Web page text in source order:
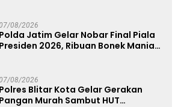
08/2026
Polda Jatim Gelar Nobar Final Piala
Presiden 2026, Ribuan Bonek Mania
08/2026
Polres Blitar Kota Gelar Gerakan
Pangan Murah Sambut HUT